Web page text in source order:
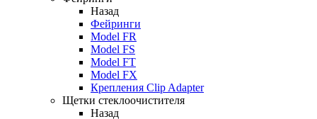
Назад
Фейринги
Model FR
Model FS
Model FT
Model FX
Крепления Clip Adapter
Щетки стеклоочистителя
Назад